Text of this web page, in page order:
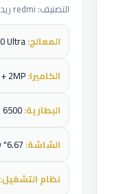
التصنيف: redmi ريدمي, اجهزه
المعالج:Helio G200 Ultra
الكاميرا:200MP + 8MP + 2MP
البطارية:6500 mAh
الشاشة:
نظام التشغيل: